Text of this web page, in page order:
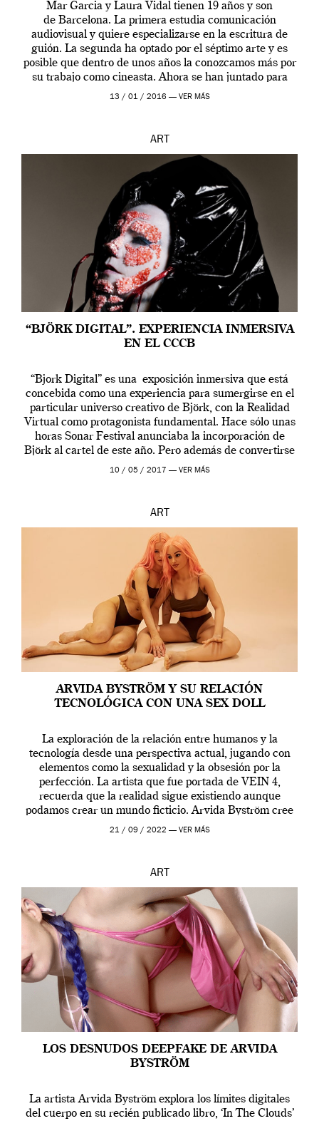
Mar Garcia y Laura Vidal tienen 19 años y son
de Barcelona. La primera estudia comunicación
audiovisual y quiere especializarse en la escritura de
guión. La segunda ha optado por el séptimo arte y es
posible que dentro de unos años la conozcamos más por
su trabajo como cineasta. Ahora se han juntado para
contarnos una […]
13 / 01 / 2016 — VER MÁS
ART
“BJÖRK DIGITAL”. EXPERIENCIA INMERSIVA
EN EL CCCB
“Bjork Digital” es una exposición inmersiva que está
concebida como una experiencia para sumergirse en el
particular universo creativo de Björk, con la Realidad
Virtual como protagonista fundamental. Hace sólo unas
horas Sonar Festival anunciaba la incorporación de
Björk al cartel de este año. Pero además de convertirse
en una de las actuaciones más relevantes […]
10 / 05 / 2017 — VER MÁS
ART
ARVIDA BYSTRÖM Y SU RELACIÓN
TECNOLÓGICA CON UNA SEX DOLL
La exploración de la relación entre humanos y la
tecnología desde una perspectiva actual, jugando con
elementos como la sexualidad y la obsesión por la
perfección. La artista que fue portada de VEIN 4,
recuerda que la realidad sigue existiendo aunque
podamos crear un mundo ficticio. Arvida Byström cree
que los humanos tienen un complejo […]
21 / 09 / 2022 — VER MÁS
ART
LOS DESNUDOS DEEPFAKE DE ARVIDA
BYSTRÖM
La artista Arvida Byström explora los límites digitales
del cuerpo en su recién publicado libro, ‘In The Clouds’